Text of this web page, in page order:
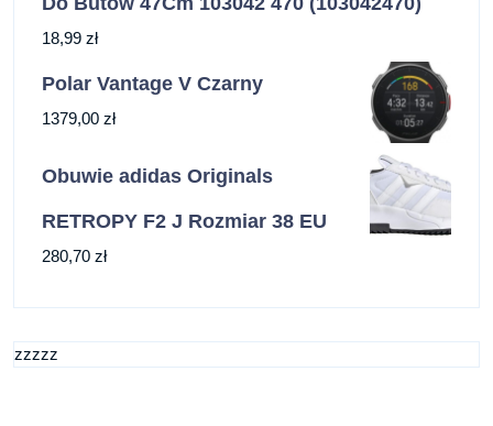
18,99 zł
Polar Vantage V Czarny
1379,00 zł
Obuwie adidas Originals
RETROPY F2 J Rozmiar 38 EU
280,70 zł
zzzzz